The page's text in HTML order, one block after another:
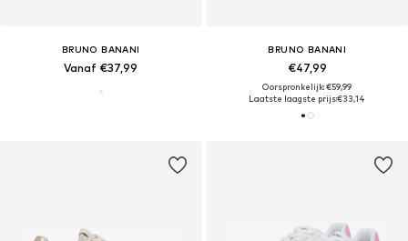
BRUNO BANANI
Vanaf €37,99
BRUNO BANANI
€47,99
Oorspronkelijk: €59,99
Laatste laagste prijs:€33,14